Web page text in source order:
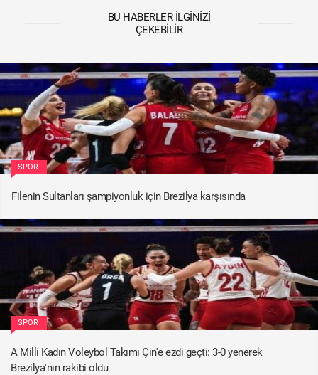
BU HABERLER İLGINIZI
ÇEKEBILIR
SPOR
Filenin Sultanları şampiyonluk için Brezilya karşısında
SPOR
A Milli Kadın Voleybol Takımı Çin'e ezdi geçti: 3-0 yenerek
Brezilya'nın rakibi oldu